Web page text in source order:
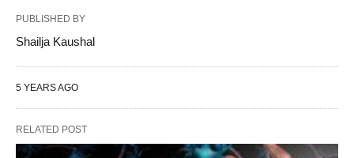
PUBLISHED BY
Shailja Kaushal
5 YEARS AGO
RELATED POST